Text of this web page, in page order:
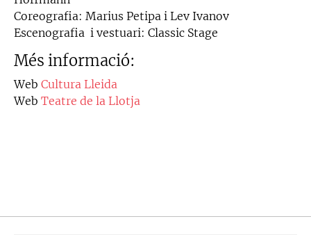
Coreografia: Marius Petipa i Lev Ivanov
Escenografia i vestuari: Classic Stage
Més informació:
Web Cultura Lleida
Web Teatre de la Llotja